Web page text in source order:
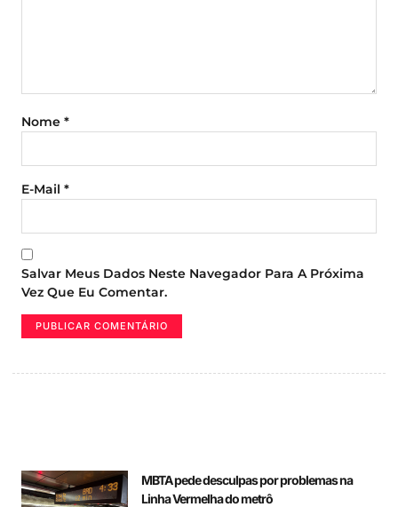
Nome *
E-Mail *
Salvar Meus Dados Neste Navegador Para A Próxima
Vez Que Eu Comentar.
MBTA pede desculpas por problemas na
Linha Vermelha do metrô